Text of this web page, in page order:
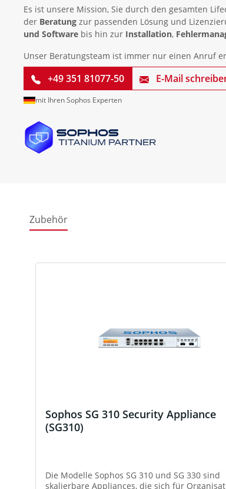
Es ist unsere Mission, Sie durch den gesamten
der Beratung zur passenden Lösung und
und Software bis hin zur Installation,
Unser Beratungsteam ist immer nur einen Anruf
+49 351 81077-50 E-Mail
mit Ihren Sophos Experten
Zubehör
Sophos SG 310 Security Appliance
(SG310)
Die Modelle Sophos SG 310 und SG 330 sind
skalierbare Appliances, die sich für